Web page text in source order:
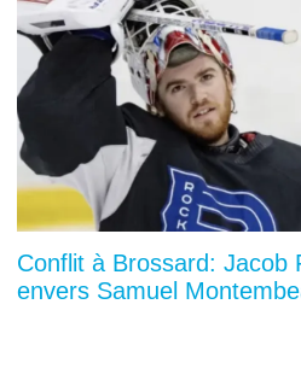
Conflit à Brossard: Jacob
envers Samuel